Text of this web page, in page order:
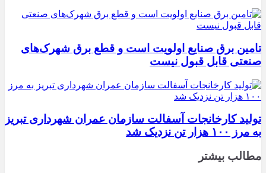
تامین برق صنایع اولویت است و قطع برق شهرک‌های
صنعتی قابل قبول نیست
تولید کارخانجات آسفالت سازمان عمران شهرداری تبریز
به مرز ۱۰۰ هزار تن نزدیک شد
مطالب بیشتر